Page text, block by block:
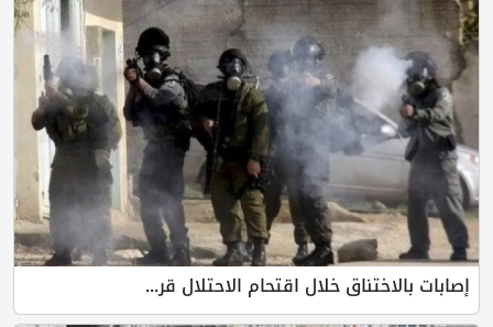
إصابات بالاختناق خلال اقتحام الاحتلال قر...